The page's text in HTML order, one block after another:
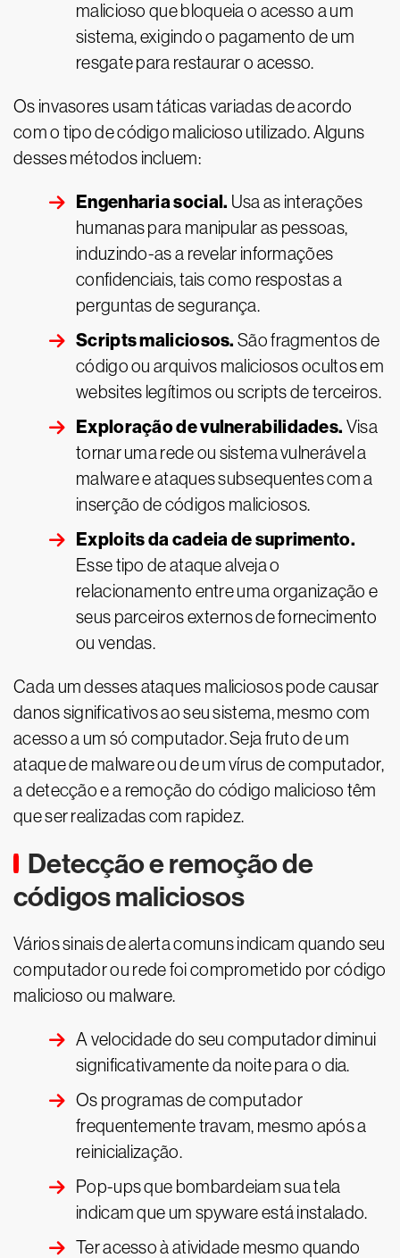
malicioso que bloqueia o acesso a um
sistema, exigindo o pagamento de um
resgate para restaurar o acesso.
Os invasores usam táticas variadas de acordo
com o tipo de código malicioso utilizado. Alguns
desses métodos incluem:
Engenharia social. Usa as interações
humanas para manipular as pessoas,
induzindo-as a revelar informações
confidenciais, tais como respostas a
perguntas de segurança.
Scripts maliciosos. São fragmentos de
código ou arquivos maliciosos ocultos em
websites legítimos ou scripts de terceiros.
Exploração de vulnerabilidades. Visa
tornar uma rede ou sistema vulnerável a
malware e ataques subsequentes com a
inserção de códigos maliciosos.
Exploits da cadeia de suprimento.
Esse tipo de ataque alveja o
relacionamento entre uma organização e
seus parceiros externos de fornecimento
ou vendas.
Cada um desses ataques maliciosos pode causar
danos significativos ao seu sistema, mesmo com
acesso a um só computador. Seja fruto de um
ataque de malware ou de um vírus de computador,
a detecção e a remoção do código malicioso têm
que ser realizadas com rapidez.
Detecção e remoção de
códigos maliciosos
Vários sinais de alerta comuns indicam quando seu
computador ou rede foi comprometido por código
malicioso ou malware.
A velocidade do seu computador diminui
significativamente da noite para o dia.
Os programas de computador
frequentemente travam, mesmo após a
reinicialização.
Pop-ups que bombardeiam sua tela
indicam que um spyware está instalado.
Ter acesso à atividade mesmo quando